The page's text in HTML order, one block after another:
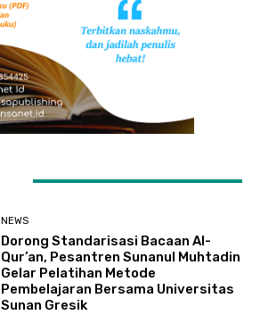
NEWS
Dorong Standarisasi Bacaan Al-
Qur’an, Pesantren Sunanul Muhtadin
Gelar Pelatihan Metode
Pembelajaran Bersama Universitas
Sunan Gresik